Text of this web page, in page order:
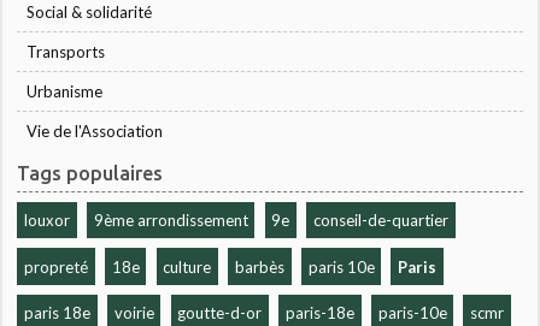
Social & solidarité
Transports
Urbanisme
Vie de l'Association
Tags populaires
louxor 9ème arrondissement 9e conseil-de-quartier
propreté 18e culture barbès paris 10e Paris
paris 18e voirie goutte-d-or paris-18e paris-10e scmr